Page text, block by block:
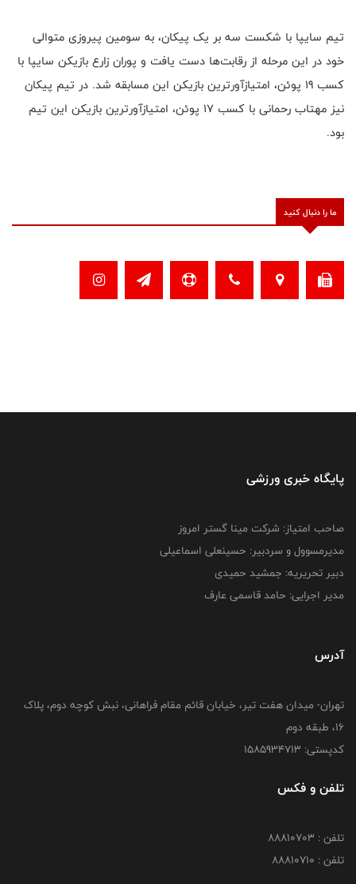
تیم سایپا با شکست سه بر یک پیکان، به سومین پیروزی متوالی
خود در این مرحله از رقابت‌ها دست یافت و پوران زارع بازیکن سایپا با
کسب 19 پوئن، امتیازآورترین بازیکن این مسابقه شد. در تیم پیکان
نیز مهتاب رحمانی با کسب 17 پوئن، امتیازآورترین بازیکن این تیم
بود.
ما را دنبال کنید
پایگاه خبری ورزشی
صاحب امتیاز: شرکت مینا گستر امروز
مدیرمسوول و سردبیر: حسینعلی اسماعیلی
دبیر تحریریه: جمشید حمیدی
مدیر اجرایی: حامد قاسمی عارف
آدرس
تهران- میدان هفت تیر، خیابان قائم مقام فراهانی، نبش کوچه دوم، پلاک
16، طبقه دوم
کدپستی: 1585934713
تلفن و فکس
تلفن : 88810703
تلفن : 88810710